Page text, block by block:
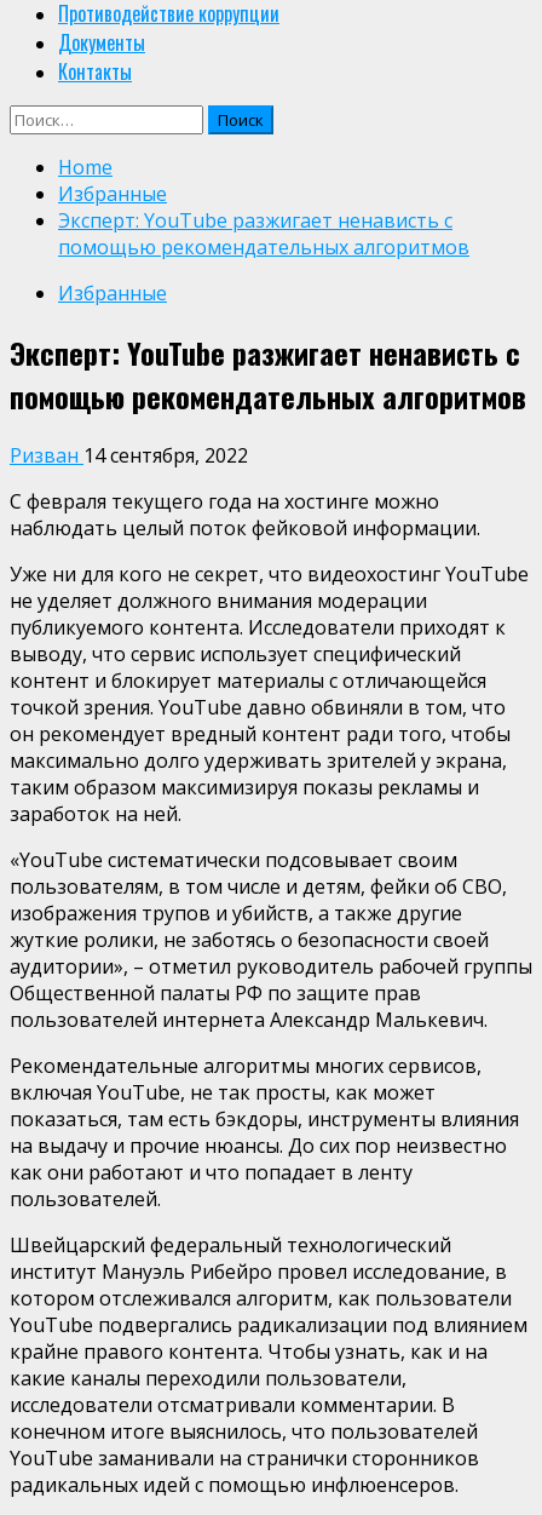
Противодействие коррупции
Документы
Контакты
Найти:
Home
Избранные
Эксперт: YouTube разжигает ненависть с
помощью рекомендательных алгоритмов
Избранные
Эксперт: YouTube разжигает ненависть с
помощью рекомендательных алгоритмов
Ризван 14 сентября, 2022
С февраля текущего года на хостинге можно
наблюдать целый поток фейковой информации.
Уже ни для кого не секрет, что видеохостинг YouTube
не уделяет должного внимания модерации
публикуемого контента. Исследователи приходят к
выводу, что сервис использует специфический
контент и блокирует материалы с отличающейся
точкой зрения. YouTube давно обвиняли в том, что
он рекомендует вредный контент ради того, чтобы
максимально долго удерживать зрителей у экрана,
таким образом максимизируя показы рекламы и
заработок на ней.
«YouTube систематически подсовывает своим
пользователям, в том числе и детям, фейки об СВО,
изображения трупов и убийств, а также другие
жуткие ролики, не заботясь о безопасности своей
аудитории», – отметил руководитель рабочей группы
Общественной палаты РФ по защите прав
пользователей интернета Александр Малькевич.
Рекомендательные алгоритмы многих сервисов,
включая YouTube, не так просты, как может
показаться, там есть бэкдоры, инструменты влияния
на выдачу и прочие нюансы. До сих пор неизвестно
как они работают и что попадает в ленту
пользователей.
Швейцарский федеральный технологический
институт Мануэль Рибейро провел исследование, в
котором отслеживался алгоритм, как пользователи
YouTube подвергались радикализации под влиянием
крайне правого контента. Чтобы узнать, как и на
какие каналы переходили пользователи,
исследователи отсматривали комментарии. В
конечном итоге выяснилось, что пользователей
YouTube заманивали на странички сторонников
радикальных идей с помощью инфлюенсеров.